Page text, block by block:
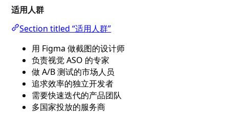
适用人群
Section titled “适用人群”
用 Figma 做截图的设计师
负责视觉 ASO 的专家
做 A/B 测试的市场人员
追求效率的独立开发者
需要快速迭代的产品团队
多国家投放的服务商